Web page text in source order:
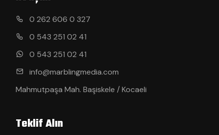
0 262 606 0 327
0 543 251 02 41
0 543 251 02 41
info@marblingmedia.com
Mahmutpaşa Mah. Başiskele / Kocaeli
Teklif Alın